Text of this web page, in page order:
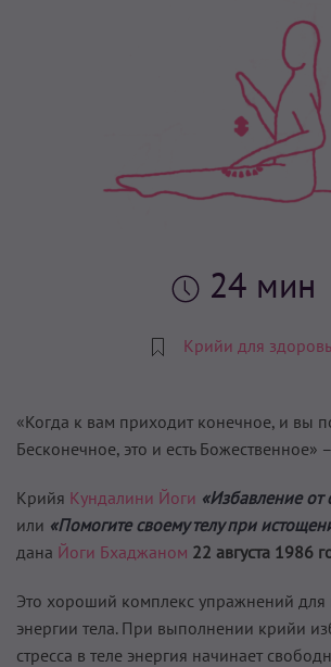
24 мин
Крийи для
«Когда к вам приходит конечное, и вы
Бесконечное, это и есть Божественное»
Крийя Кундалини Йоги «Избавление от
или «Помогите своему телу при
дана Йоги Бхаджаном 22 августа 1986
Это хороший комплекс упражнений
энергии тела. При выполнении крийи
стресса в теле энергия начинает